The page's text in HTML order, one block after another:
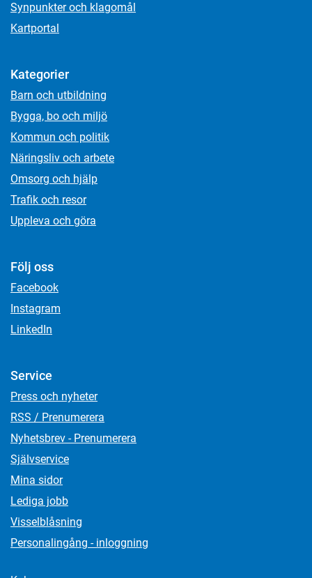
Synpunkter och klagomål
Kartportal
Kategorier
Barn och utbildning
Bygga, bo och miljö
Kommun och politik
Näringsliv och arbete
Omsorg och hjälp
Trafik och resor
Uppleva och göra
Följ oss
Facebook
Instagram
LinkedIn
Service
Press och nyheter
RSS / Prenumerera
Nyhetsbrev - Prenumerera
Självservice
Mina sidor
Lediga jobb
Visselblåsning
Personalingång - inloggning